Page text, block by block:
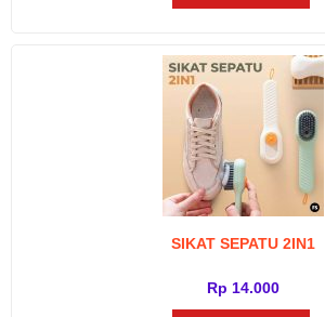
SIKAT SEPATU 2IN1
Rp 14.000